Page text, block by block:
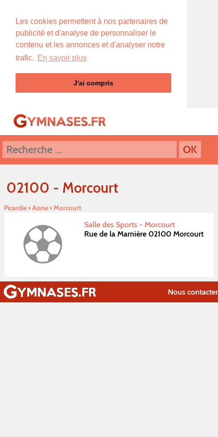
Les cookies permettent à nos partenaires de
publicité et d'analyse de personnaliser le
contenu et les annonces et d'analyser notre
trafic. En savoir plus
J'ai compris
02100 - Morcourt
Picardie›Aisne›Morcourt
Salle des Sports - Morcourt
Rue de la Marnière 02100 Morcourt
Nous contacter